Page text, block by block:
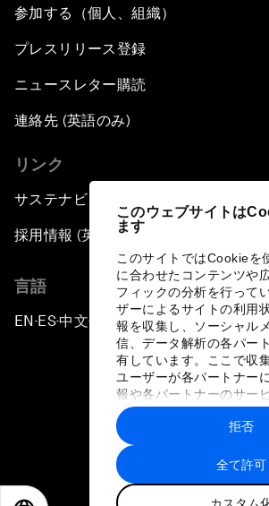
このウェブサイトは
ます
このサイトではCookieを
に合わせたコンテンツや
フィックの分析を行って
ザーによるサイトの利用
報を収集し、ソーシャル
信、データ解析の各パー
有しています。ここで収
ユーザーが各パートナー
報や各パートナーのサー
に収集された情報と組み
トナーによって使用され
す。
全て許可
カスタム
拒否
参加する（個人、組織）
プレスリリース登録
ニュースレター購読
連絡先 (英語のみ)
リンク
サステナビリティへの取り組み
採用情報 (英語のみ)
言語
EN ▪ ES▪中文▪ 日本語
プライバシーポリシーと利
サイトマップ